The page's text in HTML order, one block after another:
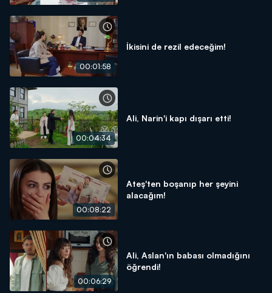
00:01:58
İkisini de rezil edeceğim!
00:04:34
Ali, Narin'i kapı dışarı etti!
00:08:22
Ateş'ten boşanıp her şeyini
alacağım!
00:06:29
Ali, Aslan'ın babası olmadığını
öğrendi!